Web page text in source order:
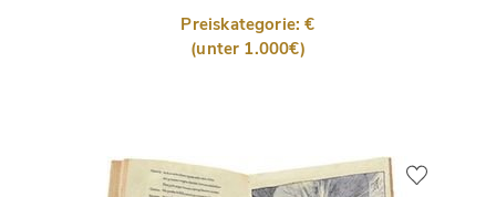
Preiskategorie: €
(unter 1.000€)